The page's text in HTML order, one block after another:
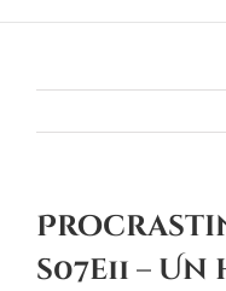
s07e11 –